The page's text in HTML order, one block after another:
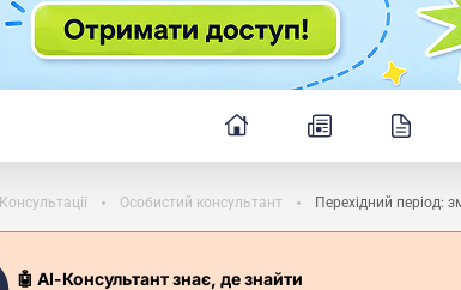
Консультації Особистий консультант Перехідний період:
🤖 АІ-Консультант знає, де знайти